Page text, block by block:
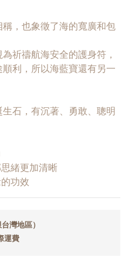
，也象徵了海的寬廣和包
祈禱航海安全的護身符，
利，所以海藍寶還有另一
石，有沉著、勇敢、聰明
緒更加清晰
功效
灣地區）
運費